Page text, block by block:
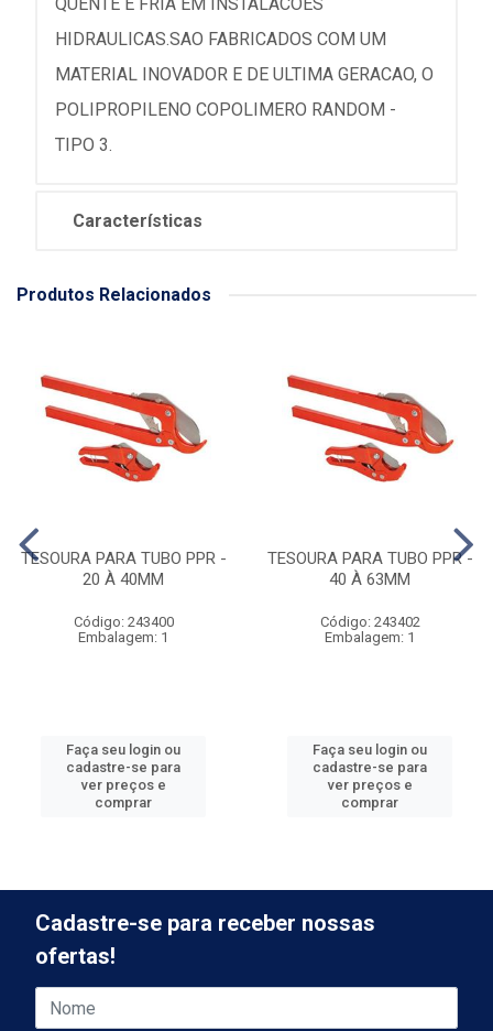
HIDRAULICAS.SAO FABRICADOS COM UM
MATERIAL INOVADOR E DE ULTIMA GERACAO, O
POLIPROPILENO COPOLIMERO RANDOM -
TIPO 3.
Características
Produtos Relacionados
TESOURA PARA TUBO PPR -
20 À 40MM
Código: 243400
Embalagem: 1
Faça seu login ou
cadastre-se para
ver preços e
comprar
TESOURA PARA TUBO PPR -
40 À 63MM
Código: 243402
Embalagem: 1
Faça seu login ou
cadastre-se para
ver preços e
comprar
Cadastre-se para receber nossas
ofertas!